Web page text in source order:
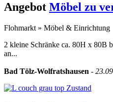
Angebot Möbel zu
Flohmarkt » Möbel & Einrichtung
2 kleine Schränke ca. 80H x 80B
an...
Bad Tölz-Wolfratshausen -